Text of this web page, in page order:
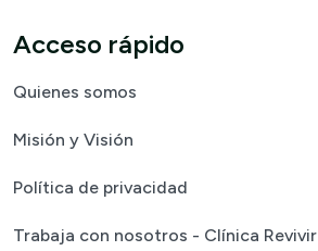
Acceso rápido
Quienes somos
Misión y Visión
Política de privacidad
Trabaja con nosotros - Clínica Revivir